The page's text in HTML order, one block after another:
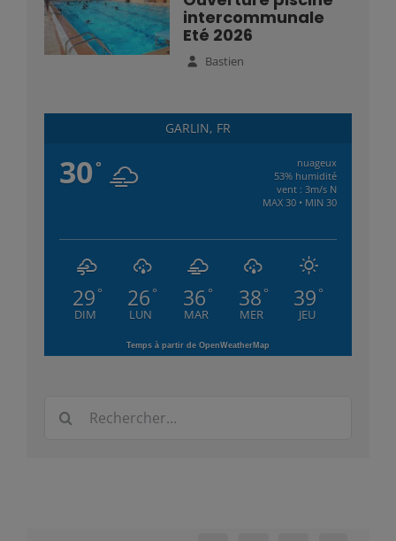
intercommunale
Eté 2026
Bastien
GARLIN, FR
30°
nuageux
53% humidité
vent : 3m/s N
MAX 30 • MIN 30
29 °
DIM
26 °
LUN
36 °
MAR
38 °
MER
39 °
JEU
Temps à partir de OpenWeatherMap